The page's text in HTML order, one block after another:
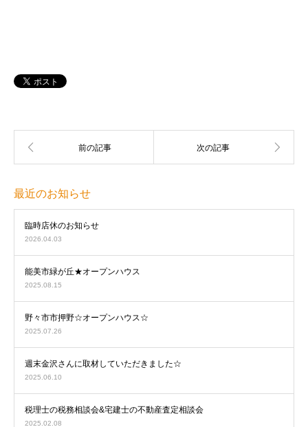
最近のお知らせ
臨時店休のお知らせ
2026.04.03
能美市緑が丘★オープンハウス
2025.08.15
野々市市押野☆オープンハウス☆
2025.07.26
週末金沢さんに取材していただきました☆
2025.06.10
税理士の税務相談会&宅建士の不動産査定相談会
2025.02.08